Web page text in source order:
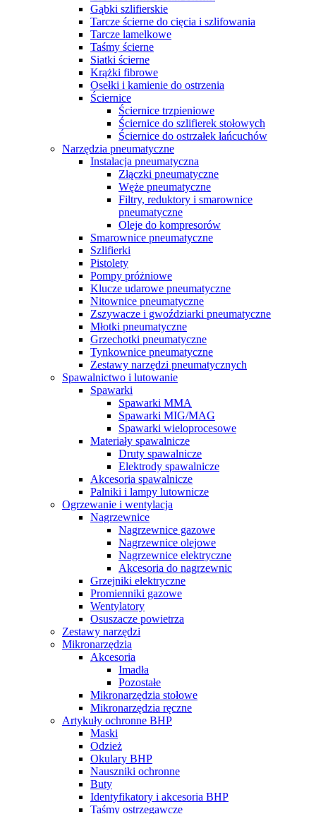
Gąbki szlifierskie
Tarcze ścierne do cięcia i szlifowania
Tarcze lamelkowe
Taśmy ścierne
Siatki ścierne
Krążki fibrowe
Osełki i kamienie do ostrzenia
Ściernice
Ściernice trzpieniowe
Ściernice do szlifierek stołowych
Ściernice do ostrzałek łańcuchów
Narzędzia pneumatyczne
Instalacja pneumatyczna
Złączki pneumatyczne
Węże pneumatyczne
Filtry, reduktory i smarownice
pneumatyczne
Oleje do kompresorów
Smarownice pneumatyczne
Szlifierki
Pistolety
Pompy próżniowe
Klucze udarowe pneumatyczne
Nitownice pneumatyczne
Zszywacze i gwoździarki pneumatyczne
Młotki pneumatyczne
Grzechotki pneumatyczne
Tynkownice pneumatyczne
Zestawy narzędzi pneumatycznych
Spawalnictwo i lutowanie
Spawarki
Spawarki MMA
Spawarki MIG/MAG
Spawarki wieloprocesowe
Materiały spawalnicze
Druty spawalnicze
Elektrody spawalnicze
Akcesoria spawalnicze
Palniki i lampy lutownicze
Ogrzewanie i wentylacja
Nagrzewnice
Nagrzewnice gazowe
Nagrzewnice olejowe
Nagrzewnice elektryczne
Akcesoria do nagrzewnic
Grzejniki elektryczne
Promienniki gazowe
Wentylatory
Osuszacze powietrza
Zestawy narzędzi
Mikronarzędzia
Akcesoria
Imadła
Pozostałe
Mikronarzędzia stołowe
Mikronarzędzia ręczne
Artykuły ochronne BHP
Maski
Odzież
Okulary BHP
Nauszniki ochronne
Buty
Identyfikatory i akcesoria BHP
Taśmy ostrzegawcze